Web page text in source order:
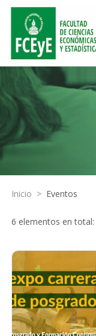
Inicio > Eventos
6 elementos en total: